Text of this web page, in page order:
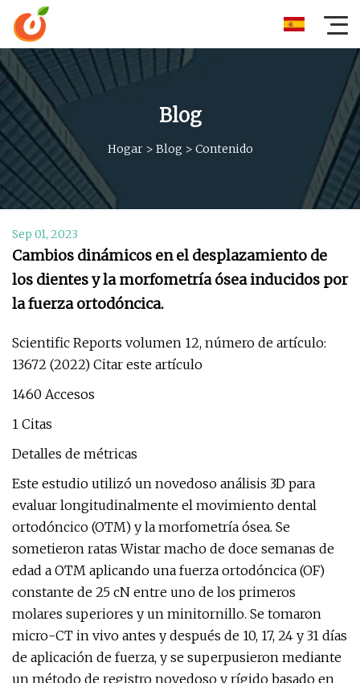
Blog
Hogar> Blog > Contenido
Sep 01, 2023
Cambios dinámicos en el desplazamiento de
los dientes y la morfometría ósea inducidos por
la fuerza ortodóncica.
Scientific Reports volumen 12, número de artículo:
13672 (2022) Citar este artículo
1460 Accesos
1 Citas
Detalles de métricas
Este estudio utilizó un novedoso análisis 3D para
evaluar longitudinalmente el movimiento dental
ortodóncico (OTM) y la morfometría ósea. Se
sometieron ratas Wistar macho de doce semanas de
edad a OTM aplicando una fuerza ortodóncica (OF)
constante de 25 cN entre uno de los primeros
molares superiores y un minitornillo. Se tomaron
micro-CT in vivo antes y después de 10, 17, 24 y 31 días
de aplicación de fuerza, y se superpusieron mediante
un método de registro novedoso y rígido basado en